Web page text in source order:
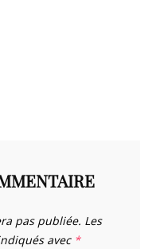
pas publiée. Les
avec *